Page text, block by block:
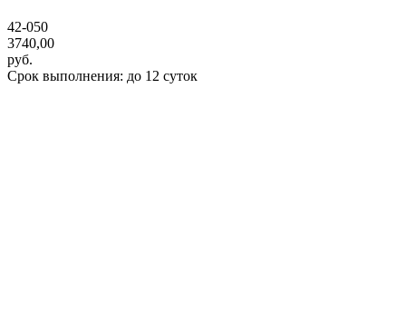
42-050
3740,00
руб.
Срок выполнения: до 12 суток